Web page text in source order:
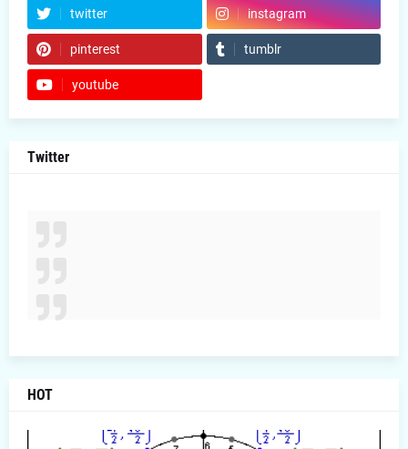
twitter instagram
pinterest tumblr
youtube
Twitter
HOT